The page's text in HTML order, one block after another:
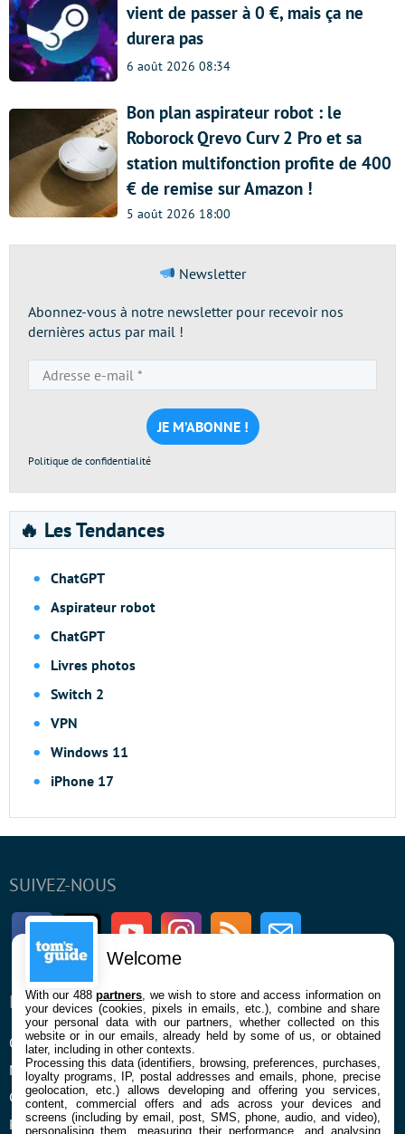
vient de passer à 0 €, mais ça ne
durera pas
6 août 2026 08:34
Bon plan aspirateur robot : le
Roborock Qrevo Curv 2 Pro et sa
station multifonction profite de 400
€ de remise sur Amazon !
5 août 2026 18:00
Newsletter
Abonnez-vous à notre newsletter pour recevoir nos
dernières actus par mail !
e-
mail
*
Politique de confidentialité
🔥 Les Tendances
ChatGPT
Aspirateur robot
ChatGPT
Livres photos
Switch 2
VPN
Windows 11
iPhone 17
SUIVEZ-NOUS
FacebookTwitter Youtube InstagramRSS Newsletter
ENTREPRISE
Qui sommes nous
Mentions légales et CGU
Confidentialité et Cookies
Préférences cookies
À PROPOS
La rédaction
Contact
Welcome
With our 488partners , we wish to store and access information on
your devices (cookies, pixels in emails, etc.), combine and share
your personal data with our partners, whether collected on this
website or in our emails, already held by some of us, or obtained
later, including in other contexts.
Processing this data (identifiers, browsing, preferences, purchases,
loyalty programs, IP, postal addresses and emails, phone, precise
geolocation, etc.) allows developing and offering you services,
content, commercial offers and ads across your devices and
screens (including by email, post, SMS, phone, audio, and video),
personalising them, measuring their performance, and analysing